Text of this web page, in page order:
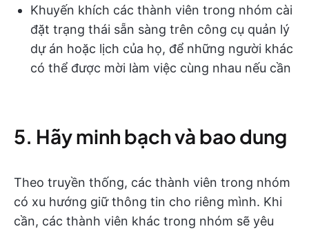
Khuyến khích các thành viên trong nhóm cài
đặt trạng thái sẵn sàng trên công cụ quản lý
dự án hoặc lịch của họ, để những người khác
có thể được mời làm việc cùng nhau nếu cần
5. Hãy minh bạch và bao dung
Theo truyền thống, các thành viên trong nhóm
có xu hướng giữ thông tin cho riêng mình. Khi
cần, các thành viên khác trong nhóm sẽ yêu